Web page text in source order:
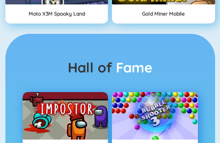
Moto X3M Spooky Land Gold Miner Mobile
Hall of Fame